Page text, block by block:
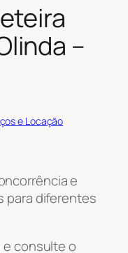
–
e Locação
e
para diferentes
e consulte o